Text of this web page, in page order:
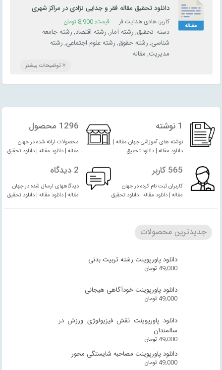
دانلود تحقیق مقاله فقر و جدایی نژادی در مراکز شهری
کاربر: هادی هدایت فر قیمت: 8,900 تومان
دسته: تحقیق, رشته آمار, رشته اقتصاد, رشته جامعه
شناسی, رشته حقوق, رشته علوم اجتماعی, رشته
مدیریت, مقاله
توضیحات بیشتر
1 نوشته
نوشته های آموزشی جهان مقاله |
دانلود مقاله | دانلود تحقیق
1296 محصول
محصولات ارائه شده در جهان
مقاله | دانلود مقاله | دانلود تحقیق
565 کاربر
کاربران ثبت نام کرده در جهان
مقاله | دانلود مقاله | دانلود تحقیق
2 دیدگاه
دیدگاههای ارسال شده در جهان
مقاله | دانلود مقاله | دانلود تحقیق
جدیدترین محصولات
دانلود پاورپوینت رشته تربیت بدنی
49,000 تومان
دانلود پاورپوینت خودآگاهی هیجانی
49,000 تومان
دانلود پاورپوینت نقش فیزیولوژی ورزش در
سالمندان
49,000 تومان
دانلود پاورپوینت مصاحبه شایستگی محور
49,000 تومان